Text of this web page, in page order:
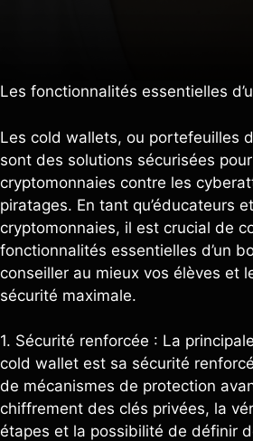
Les fonctionnalités essentielles
Les cold wallets, ou portefeuilles
sont des solutions sécurisées
cryptomonnaies contre les
piratages. En tant qu’éducateurs
cryptomonnaies, il est crucial de
fonctionnalités essentielles d’un
conseiller au mieux vos élèves et
sécurité maximale.
1. Sécurité renforcée : La
cold wallet est sa sécurité
de mécanismes de protection
chiffrement des clés privées, la
étapes et la possibilité de définir